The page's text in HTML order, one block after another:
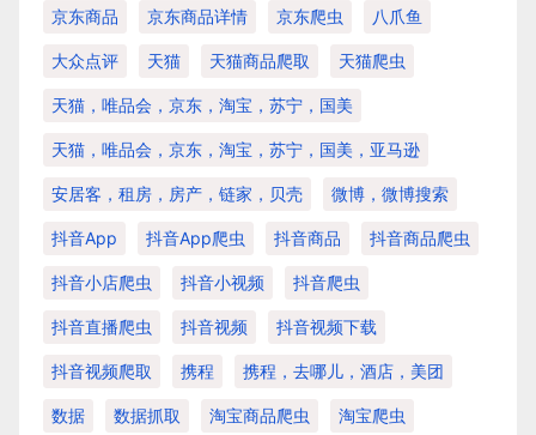
京东商品 京东商品详情 京东爬虫 八爪鱼
大众点评 天猫 天猫商品爬取 天猫爬虫
天猫，唯品会，京东，淘宝，苏宁，国美
天猫，唯品会，京东，淘宝，苏宁，国美，亚马逊
安居客，租房，房产，链家，贝壳 微博，微博搜索
抖音app 抖音app爬虫 抖音商品 抖音商品爬虫
抖音小店爬虫 抖音小视频 抖音爬虫
抖音直播爬虫 抖音视频 抖音视频下载
抖音视频爬取 携程 携程，去哪儿，酒店，美团
数据 数据抓取 淘宝商品爬虫 淘宝爬虫